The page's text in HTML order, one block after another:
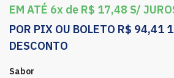
EM ATÉ 6x de R$ 17,48 S/
POR PIX OU BOLETO R$ 94,41
DESCONTO
Sabor